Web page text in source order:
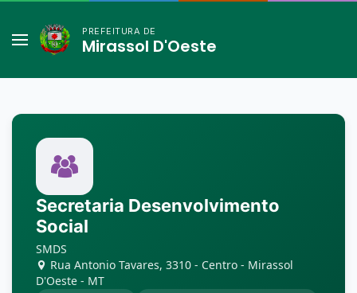
PREFEITURA DE
Mirassol D'Oeste
Secretaria Desenvolvimento
Social
SMDS
Rua Antonio Tavares, 3310 - Centro - Mirassol
D'Oeste - MT